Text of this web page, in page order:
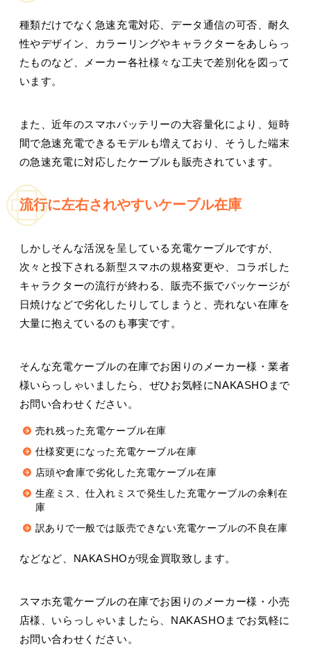
種類だけでなく急速充電対応、データ通信の可否、耐久
性やデザイン、カラーリングやキャラクターをあしらっ
たものなど、メーカー各社様々な工夫で差別化を図って
います。
また、近年のスマホバッテリーの大容量化により、短時
間で急速充電できるモデルも増えており、そうした端末
の急速充電に対応したケーブルも販売されています。
流行に左右されやすいケーブル在庫
しかしそんな活況を呈している充電ケーブルですが、
次々と投下される新型スマホの規格変更や、コラボした
キャラクターの流行が終わる、販売不振でパッケージが
日焼けなどで劣化したりしてしまうと、売れない在庫を
大量に抱えているのも事実です。
そんな充電ケーブルの在庫でお困りのメーカー様・業者
様いらっしゃいましたら、ぜひお気軽にNAKASHOまで
お問い合わせください。
売れ残った充電ケーブル在庫
仕様変更になった充電ケーブル在庫
店頭や倉庫で劣化した充電ケーブル在庫
生産ミス、仕入れミスで発生した充電ケーブルの余剰在
庫
訳ありで一般では販売できない充電ケーブルの不良在庫
などなど、NAKASHOが現金買取致します。
スマホ充電ケーブルの在庫でお困りのメーカー様・小売
店様、いらっしゃいましたら、NAKASHOまでお気軽に
お問い合わせください。